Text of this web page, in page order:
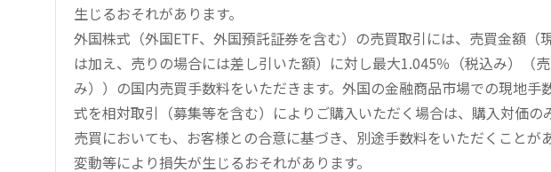
生じるおそれがあります。
外国株式（外国ETF、外国預託証券を含む）の売買取引には、売買金額
は加え、売りの場合には差し引いた額）に対し最大1.045％（税込み）（
み））の国内売買手数料をいただきます。外国の金融商品市場での現地
式を相対取引（募集等を含む）によりご購入いただく場合は、購入対価
売買においても、お客様との合意に基づき、別途手数料をいただくこと
変動等により損失が生じるおそれがあります。